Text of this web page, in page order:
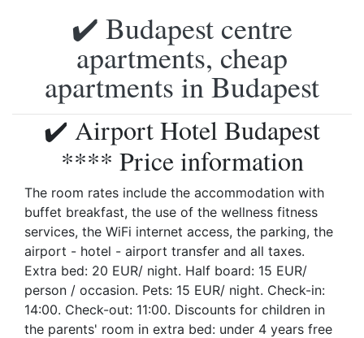
✔️ Budapest centre
apartments, cheap
apartments in Budapest
✔️ Airport Hotel Budapest
**** Price information
The room rates include the accommodation with
buffet breakfast, the use of the wellness fitness
services, the WiFi internet access, the parking, the
airport - hotel - airport transfer and all taxes.
Extra bed: 20 EUR/ night. Half board: 15 EUR/
person / occasion. Pets: 15 EUR/ night. Check-in:
14:00. Check-out: 11:00. Discounts for children in
the parents' room in extra bed: under 4 years free